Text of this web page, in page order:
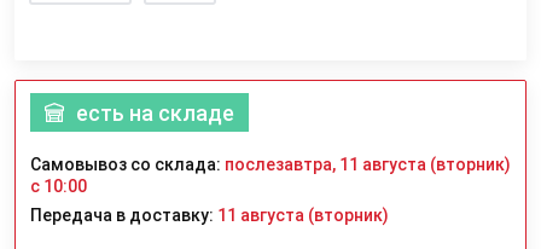
есть на складе
Самовывоз со склада: послезавтра, 11 августа (вторник)
с 10:00
Передача в доставку: 11 августа (вторник)